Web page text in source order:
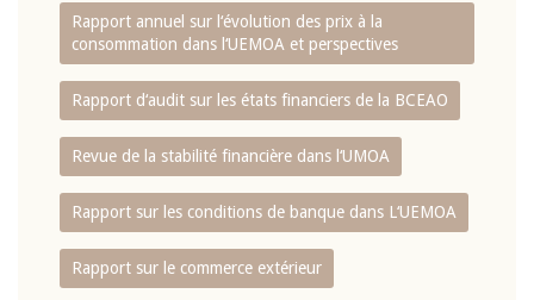
Rapport annuel sur l‘évolution des prix à la
consommation dans l‘UEMOA et perspectives
Rapport d‘audit sur les états financiers de la BCEAO
Revue de la stabilité financière dans l‘UMOA
Rapport sur les conditions de banque dans L‘UEMOA
Rapport sur le commerce extérieur